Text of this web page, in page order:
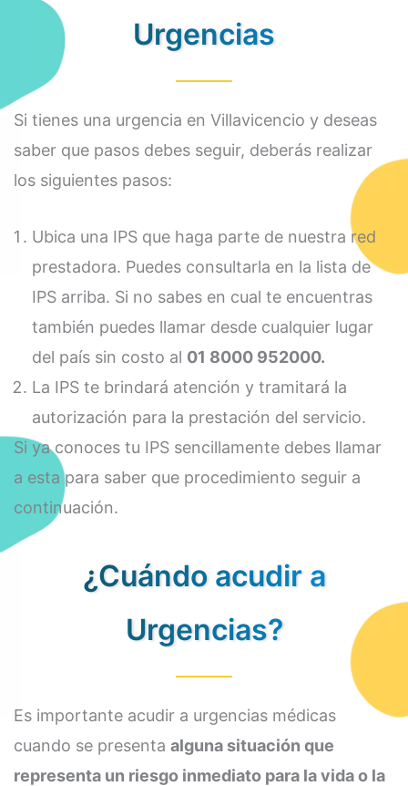
Urgencias
Si tienes una urgencia en Villavicencio y deseas
saber que pasos debes seguir, deberás realizar
los siguientes pasos:
Ubica una IPS que haga parte de nuestra red
prestadora. Puedes consultarla en la lista de
IPS arriba. Si no sabes en cual te encuentras
también puedes llamar desde cualquier lugar
del país sin costo al 01 8000 952000.
La IPS te brindará atención y tramitará la
autorización para la prestación del servicio.
Si ya conoces tu IPS sencillamente debes llamar
a esta para saber que procedimiento seguir a
continuación.
¿Cuándo acudir a
Urgencias?
Es importante acudir a urgencias médicas
cuando se presenta alguna situación que
representa un riesgo inmediato para la vida o la